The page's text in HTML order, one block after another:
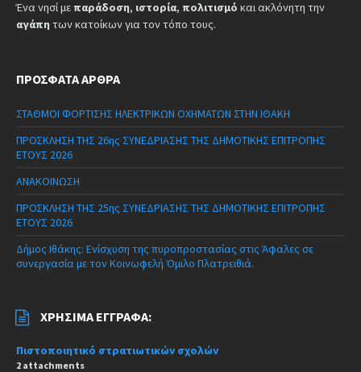
Ένα νησί με παράδοση, ιστορία, πολιτισμό και ακλόνητη την
αγάπη των κατοίκων για τον τόπο τους.
ΠΡΌΣΦΑΤΑ ΆΡΘΡΑ
ΣΤΑΘΜΟΙ ΦΟΡΤΙΣΗΣ ΗΛΕΚΤΡΙΚΩΝ ΟΧΗΜΑΤΩΝ ΣΤΗΝ ΙΘΑΚΗ
ΠΡΟΣΚΛΗΣΗ ΤΗΣ 26ης ΣΥΝΕΔΡΙΑΣΗΣ ΤΗΣ ΔΗΜΟΤΙΚΗΣ ΕΠΙΤΡΟΠΗΣ
ΕΤΟΥΣ 2026
ΑΝΑΚΟΙΝΩΣΗ
ΠΡΟΣΚΛΗΣΗ ΤΗΣ 25ης ΣΥΝΕΔΡΙΑΣΗΣ ΤΗΣ ΔΗΜΟΤΙΚΗΣ ΕΠΙΤΡΟΠΗΣ
ΕΤΟΥΣ 2026
Δήμος Ιθάκης: Ενίσχυση της πυροπροστασίας στις Άφαλες σε
συνεργασία με τον Κοινωφελή Όμιλο Πλατρειθιά.
ΧΡΉΣΙΜΑ ΈΓΓΡΑΦΑ:
Πιστοποιητικό στρατιωτικών σχολών
2 attachments